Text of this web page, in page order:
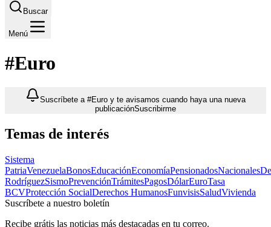
Buscar
Menú
#Euro
Suscríbete a #Euro y te avisamos cuando haya una nueva
publicaciónSuscribirme
Temas de interés
Sistema
PatriaVenezuelaBonosEducaciónEconomíaPensionadosNacionales
RodríguezSismoPrevenciónTrámitesPagosDólarEuroTasa
BCVProtección SocialDerechos HumanosFunvisisSaludVivienda
Suscríbete a nuestro boletín
Recibe grátis las noticias más destacadas en tu correo.